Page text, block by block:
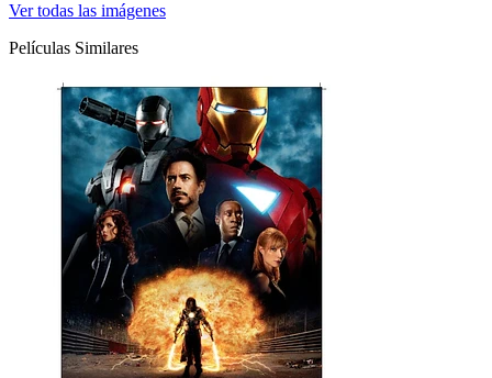
Ver todas las imágenes
Películas Similares